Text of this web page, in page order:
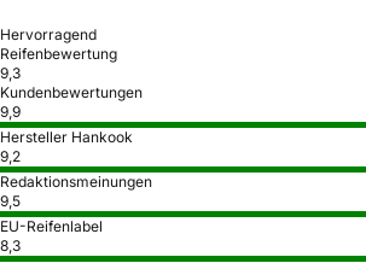
Hervorragend
Reifenbewertung
9,3
Kundenbewertungen
9,9
Hersteller Hankook
9,2
Redaktionsmeinungen
9,5
EU-Reifenlabel
8,3